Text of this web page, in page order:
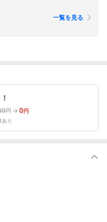
一覧を見る
円 0円
あり